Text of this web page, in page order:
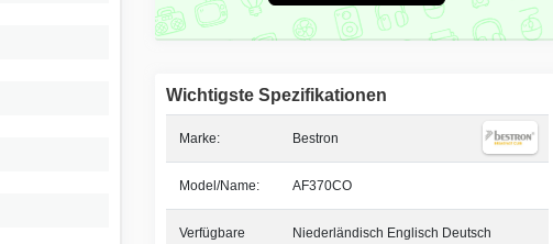
Wichtigste Spezifikationen
Marke: Bestron
Model/Name: AF370CO
Verfügbare
Niederländisch Englisch Deutsch